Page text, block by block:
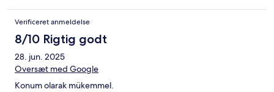
Verificeret anmeldelse
8/10 Rigtig godt
28. jun. 2025
Oversæt med Google
Konum olarak mükemmel.